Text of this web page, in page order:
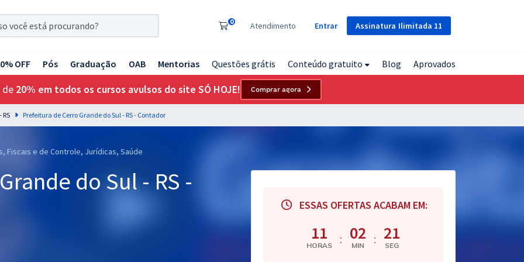
Assinatura Ilimitada 11
0 Atendimento Entrar
OFF Pós Graduação OAB Mentorias Questões grátis Conteúdo gratuito Blog Aprovados
de 20% em todos os cursos avulsos do site SÓ HOJE! Comprar agora
Prefeitura de Cerro Grande do Sul - RS - Contador
Fiscais e de Controle, Jurídicas, Saúde
do Sul - RS -
ESSAS OFERTAS ACABAM EM:
11
HORAS : 02
MIN : 20
SEG